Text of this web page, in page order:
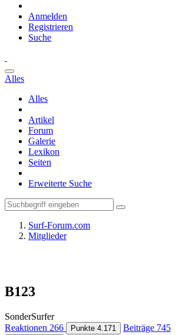
Anmelden
Registrieren
Suche
Alles
Alles
Artikel
Forum
Galerie
Lexikon
Seiten
Erweiterte Suche
Surf-Forum.com
Mitglieder
B123
SonderSurfer
Reaktionen 266 Punkte 4.171 Beiträge 745